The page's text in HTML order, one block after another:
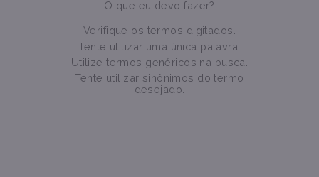
O que eu devo fazer?
Verifique os termos digitados.
Tente utilizar uma única palavra.
Utilize termos genéricos na busca.
Tente utilizar sinônimos do termo
desejado.